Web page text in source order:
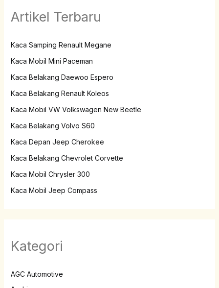
Artikel Terbaru
Kaca Samping Renault Megane
Kaca Mobil Mini Paceman
Kaca Belakang Daewoo Espero
Kaca Belakang Renault Koleos
Kaca Mobil VW Volkswagen New Beetle
Kaca Belakang Volvo S60
Kaca Depan Jeep Cherokee
Kaca Belakang Chevrolet Corvette
Kaca Mobil Chrysler 300
Kaca Mobil Jeep Compass
Kategori
AGC Automotive